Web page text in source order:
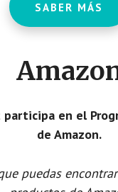
SABER MÁS
participa en el
de Amazon.
puedas